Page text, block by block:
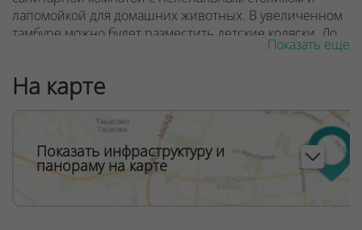
лапомойкой для домашних животных. В увеличенном
тамбуре можно будет разместить детские коляски. До
квартир жителей доставят 3 скоростных лифта, один
В квартале «Западная Европа» в будущем появятся
детский сад и поликлиника, запроектированы
спортивные и десткие игровые площадки. Дом
Женева находится в шаговой доступности от
строящейся станции метро Аэродромная и торгово-
развлекательного комплекса Avia mall.
Показать еще
На карте
Показать инфраструктуру и
панораму на карте